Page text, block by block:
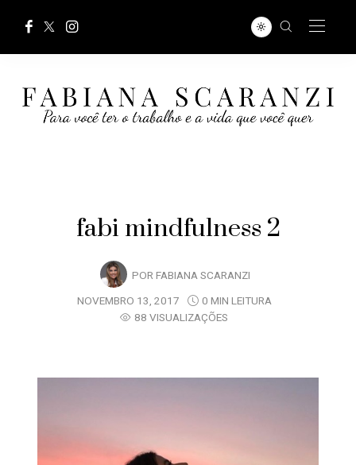
fabi mindfulness 2
POR FABIANA SCARANZI
NOVEMBRO 13, 2017
0 MIN LEITURA
88 VISUALIZAÇÕES